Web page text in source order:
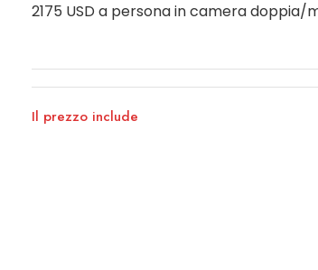
2175 USD a persona in camera
Il prezzo include